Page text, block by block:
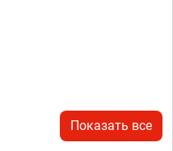
Показать все